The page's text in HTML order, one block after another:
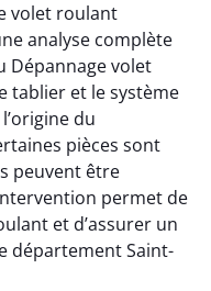
volet roulant
analyse complète
Dépannage volet
tablier et le système
du
pièces sont
peuvent être
permet de
et d’assurer un
département Saint-